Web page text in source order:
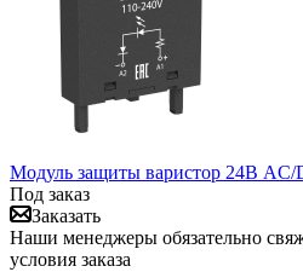
Модуль защиты варистор 24В
Под заказ
Заказать
Наши менеджеры обязательно
условия заказа